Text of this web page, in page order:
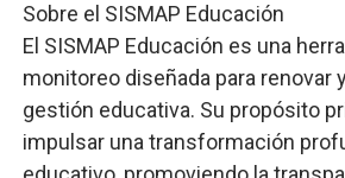
Sobre el SISMAP Educación
El SISMAP Educación es una
monitoreo diseñada para renovar
gestión educativa. Su propósito
impulsar una transformación